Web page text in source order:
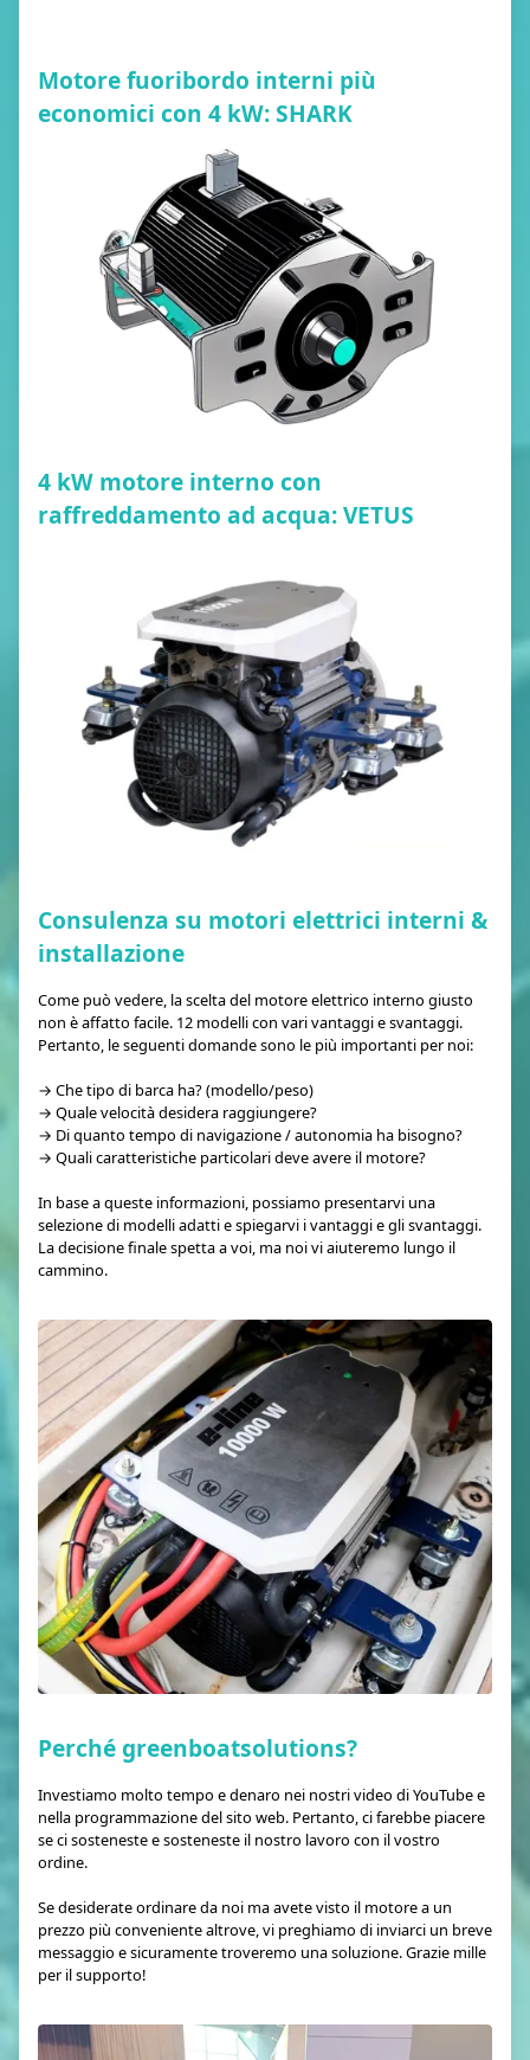
Motore fuoribordo interni più
economici con 4 kW: SHARK
4 kW motore interno con
raffreddamento ad acqua: VETUS
Consulenza su motori elettrici interni &
installazione
Come può vedere, la scelta del motore elettrico interno giusto
non è affatto facile. 12 modelli con vari vantaggi e svantaggi.
Pertanto, le seguenti domande sono le più importanti per noi:
→ Che tipo di barca ha? (modello/peso)
→ Quale velocità desidera raggiungere?
→ Di quanto tempo di navigazione / autonomia ha bisogno?
→ Quali caratteristiche particolari deve avere il motore?
In base a queste informazioni, possiamo presentarvi una
selezione di modelli adatti e spiegarvi i vantaggi e gli svantaggi.
La decisione finale spetta a voi, ma noi vi aiuteremo lungo il
cammino.
Perché greenboatsolutions?
Investiamo molto tempo e denaro nei nostri video di YouTube e
nella programmazione del sito web. Pertanto, ci farebbe piacere
se ci sosteneste e sosteneste il nostro lavoro con il vostro
ordine.
Se desiderate ordinare da noi ma avete visto il motore a un
prezzo più conveniente altrove, vi preghiamo di inviarci un breve
messaggio e sicuramente troveremo una soluzione. Grazie mille
per il supporto!